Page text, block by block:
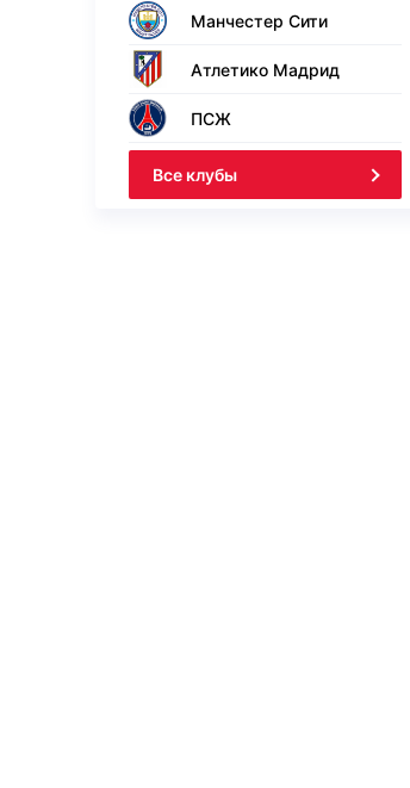
Манчестер Сити
Атлетико Мадрид
ПСЖ
Все клубы